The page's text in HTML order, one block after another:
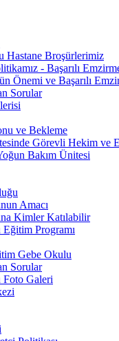
Hastane Broşürlerimiz
- Başarılı
Önemi ve Başarılı
Sorular
ve Bekleme
Görevli Hekim ve
Bakım Ünitesi
Amacı
Kimler Katılabilir
Programı
Gebe Okulu
Sorular
Foto Galeri